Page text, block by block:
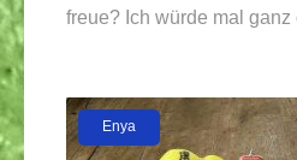
freue? Ich würde mal
Enya